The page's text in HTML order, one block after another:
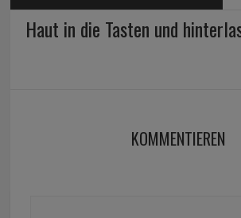
Haut in die Tasten und
KOMMENTIEREN